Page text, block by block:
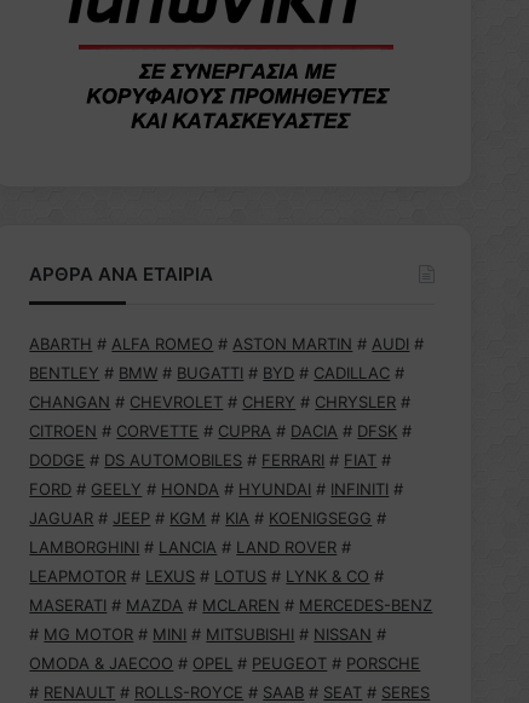
ΑΡΘΡΑ ΑΝΑ ΕΤΑΙΡΙΑ
ABARTH # ALFA ROMEO # ASTON MARTIN # AUDI #
BENTLEY # BMW # BUGATTI # BYD # CADILLAC #
CHANGAN # CHEVROLET # CHERY # CHRYSLER #
CITROEN # CORVETTE # CUPRA # DACIA # DFSK #
DODGE # DS AUTOMOBILES # FERRARI # FIAT #
FORD # GEELY # HONDA # HYUNDAI # INFINITI #
JAGUAR # JEEP # KGM # KIA # KOENIGSEGG #
LAMBORGHINI # LANCIA # LAND ROVER #
LEAPMOTOR # LEXUS # LOTUS # LYNK & CO #
MASERATI # MAZDA # MCLAREN # MERCEDES-BENZ
# MG MOTOR # MINI # MITSUBISHI # NISSAN #
OMODA & JAECOO # OPEL # PEUGEOT # PORSCHE
# RENAULT # ROLLS-ROYCE # SAAB # SEAT # SERES